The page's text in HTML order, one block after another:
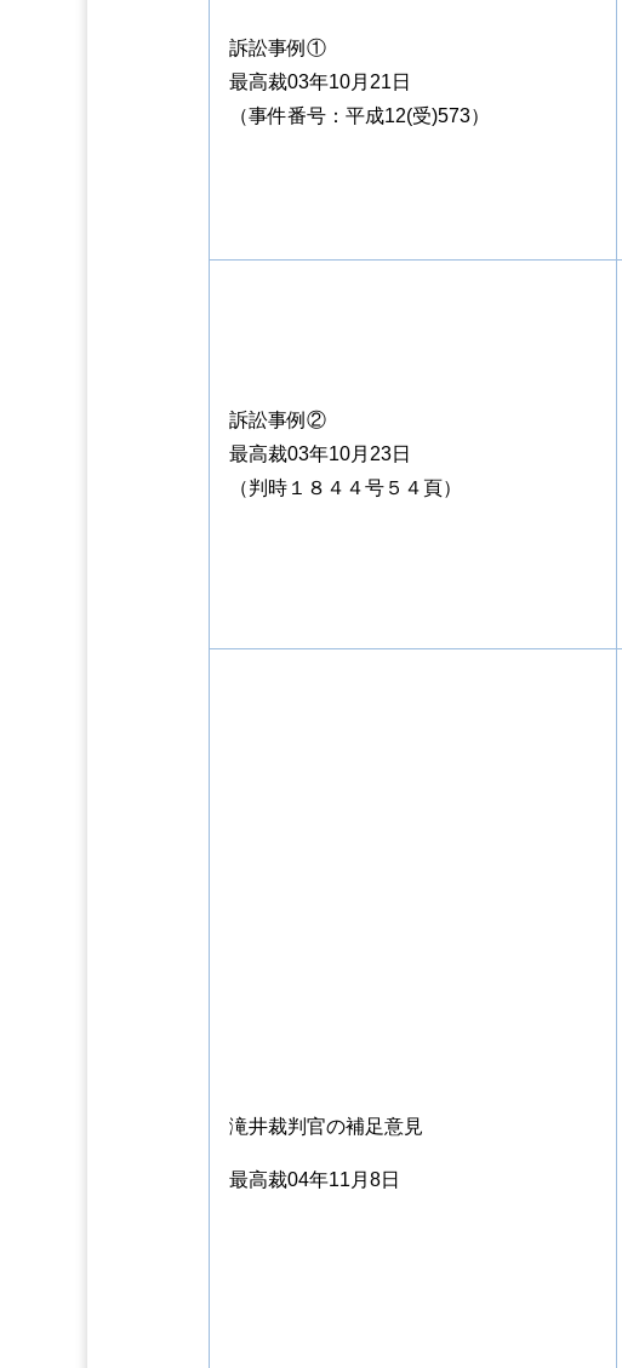
訴訟事例①
最高裁03年10月21日
（事件番号：平成12(受)573）
訴訟事例②
最高裁03年10月23日
（判時１８４４号５４頁）
滝井裁判官の補足意見
最高裁04年11月8日